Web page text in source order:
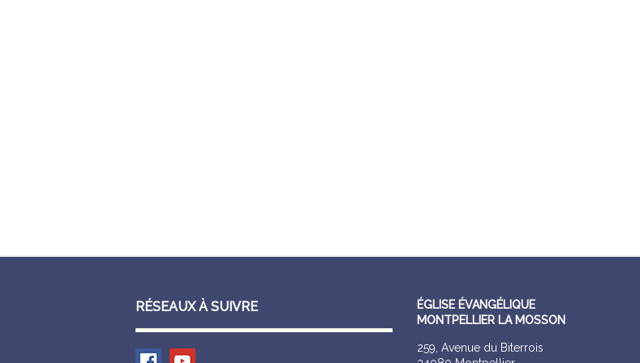
RÉSEAUX À SUIVRE
ÉGLISE ÉVANGÉLIQUE
MONTPELLIER LA MOSSON
259, Avenue du Biterrois